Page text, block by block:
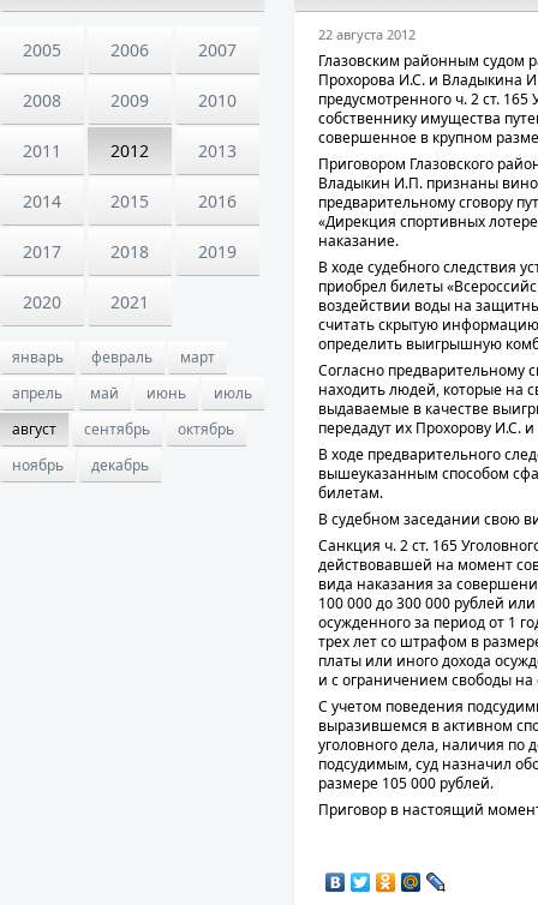
2005 2006 2007
2008 2009 2010
2011 2012 2013
2014 2015 2016
2017 2018 2019
2020 2021
январь февраль
март
апрель
май июнь
июль
август
сентябрь
октябрь
ноябрь
декабрь
22 августа 2012
Глазовским районным судом
Прохорова И.С. и Владыкина
предусмотренного ч. 2 ст.
собственнику имущества
совершенное в крупном
Приговором Глазовского
Владыкин И.П. признаны
предварительному сговору
«Дирекция спортивных
наказание.
В ходе судебного следствия
приобрел билеты
воздействии воды на
считать скрытую
определить выигрышную
Согласно предварительному
находить людей, которые на
выдаваемые в качестве
передадут их Прохорову И.С.
В ходе предварительного
вышеуказанным способом
билетам.
В судебном заседании свою
Санкция ч. 2 ст. 165
действовавшей на момент
вида наказания за
100 000 до 300 000 рублей
осужденного за период от 1
трех лет со штрафом в
платы или иного дохода
и с ограничением свободы на
С учетом поведения
выразившемся в активном
уголовного дела, наличия по
подсудимым, суд назначил
размере 105 000 рублей.
Приговор в настоящий